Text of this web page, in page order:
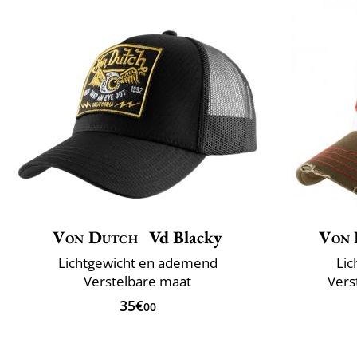
Von Dutch Vd Blacky
Lichtgewicht en ademend
Verstelbare maat
35€00
Von